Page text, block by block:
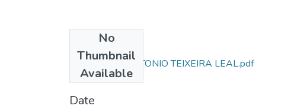
No
Thumbnail
Available
TCC - TIAGO ANTONIO TEIXEIRA LEAL.pdf
(359.96 KB)
Date